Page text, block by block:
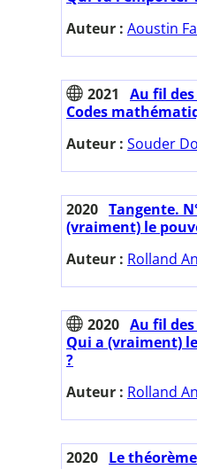
Auteur : Aoustin
2021
Au fil des
Codes
Auteur : Souder
2020 Tangente.
(vraiment) le
Auteur : Rolland
2020 Au fil des
Qui a (vraiment)
?
Auteur : Rolland
2020 Le